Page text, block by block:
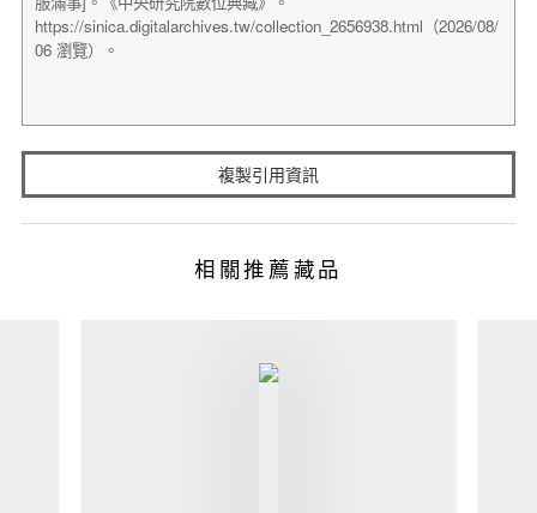
複製引用資訊
相關推薦藏品